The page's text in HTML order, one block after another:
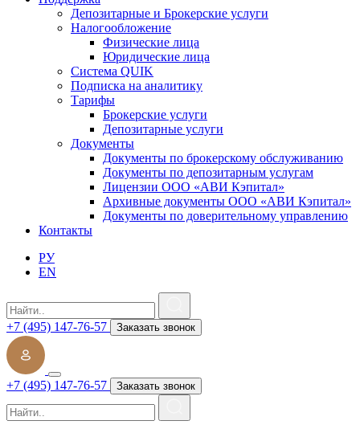
Депозитарные и Брокерские услуги
Налогообложение
Физические лица
Юридические лица
Система QUIK
Подписка на аналитику
Тарифы
Брокерские услуги
Депозитарные услуги
Документы
Документы по брокерскому обслуживанию
Документы по депозитарным услугам
Лицензии ООО «АВИ Кэпитал»
Архивные документы ООО «АВИ Кэпитал»
Документы по доверительному управлению
Контакты
РУ
EN
+7 (495) 147-76-57 Заказать звонок
+7 (495) 147-76-57 Заказать звонок